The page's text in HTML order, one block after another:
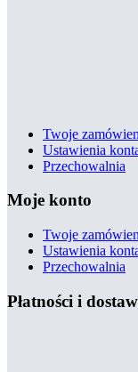
Twoje
Ustawienia
Przechowalnia
Moje konto
Twoje
Ustawienia
Przechowalnia
Płatności i